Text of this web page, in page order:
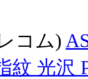
コム)
紋 光沢